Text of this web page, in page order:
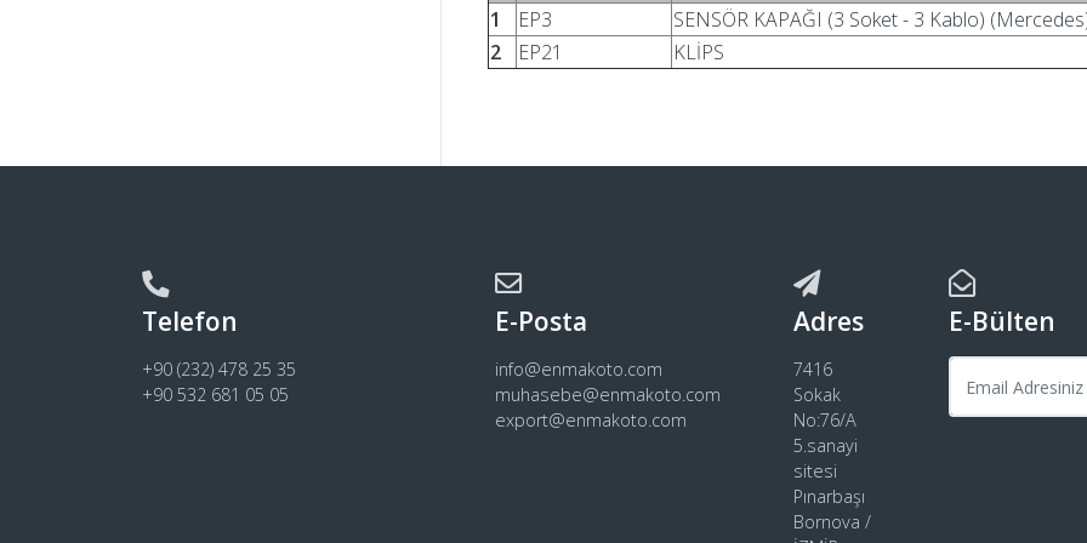
1 EP3
SENSÖR KAPAĞI (3 Soket - 3 Kablo)
2
EP21 KLİPS
Telefon
+90 (232) 478 25 35
+90 532 681 05 05
E-Posta
info@enmakoto.com
muhasebe@enmakoto.com
export@enmakoto.com
Adres
7416
Sokak
No:76/A
5.sanayi
sitesi
Pınarbaşı
Bornova /
E-Bülten